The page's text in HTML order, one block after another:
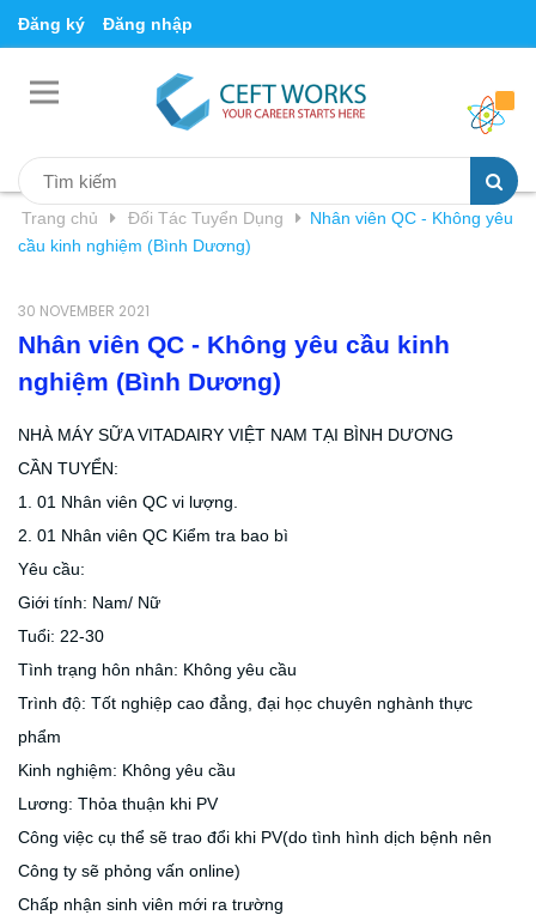
Đăng ký Đăng nhập
Trang chủ Đối Tác Tuyển Dụng
Nhân viên QC - Không yêu
cầu kinh nghiệm (Bình Dương)
30 NOVEMBER 2021
Nhân viên QC - Không yêu cầu kinh
nghiệm (Bình Dương)
NHÀ MÁY SỮA VITADAIRY VIỆT NAM TẠI BÌNH DƯƠNG
CẦN TUYỂN:
1. 01 Nhân viên QC vi lượng.
2. 01 Nhân viên QC Kiểm tra bao bì
Yêu cầu:
Giới tính: Nam/ Nữ
Tuổi: 22-30
Tình trạng hôn nhân: Không yêu cầu
Trình độ: Tốt nghiệp cao đẳng, đại học chuyên nghành thực
phẩm
Kinh nghiệm: Không yêu cầu
Lương: Thỏa thuận khi PV
Công việc cụ thể sẽ trao đổi khi PV(do tình hình dịch bệnh nên
Công ty sẽ phỏng vấn online)
Chấp nhận sinh viên mới ra trường